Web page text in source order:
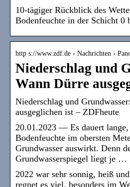
10-tägiger Rückblick des
Bodenfeuchte in der Schicht 0
http s://www.zdf.de › Nachrichten ›
Niederschlag und
Wann Dürre
Niederschlag und
ausgeglichen ist – ZDFheute
20.01.2023 — Es dauert
Bodenfeuchte im obersten
Grundwasser auswirkt. Denn
Grundwasserspiegel liegt je …
2022 war sehr sonnig, heiß
regnet es viel, besonders im